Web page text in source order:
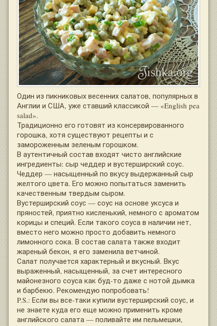
Один из пикниковых весенних салатов, популярных в
Англии и США, уже ставший классикой — «English pea
salad».
Традиционно его готовят из консервированного
горошка, хотя существуют рецепты и с
замороженным зеленым горошком.
В аутентичный состав входят чисто английские
ингредиенты: сыр чеддер и вустерширский соус.
Чеддер — насыщенный по вкусу выдержанный сыр
желтого цвета. Его можно попытаться заменить
качественным твердым сыром.
Вустерширский соус — соус на основе уксуса и
пряностей, приятно кисленький, немного с ароматом
корицы и специй. Если такого соуса в наличии нет,
вместо него можно просто добавить немного
лимонного сока. В состав салата также входит
жареный бекон, я его заменила ветчиной.
Салат получается характерный и вкусный. Вкус
выраженный, насыщенный, за счет интересного
майонезного соуса как буд-то даже с нотой дымка
и барбекю. Рекомендую попробовать!
P.S.: Если вы все-таки купили вустерширский соус, и
не знаете куда его еще можно применить кроме
английского салата — поливайте им пельмешки,